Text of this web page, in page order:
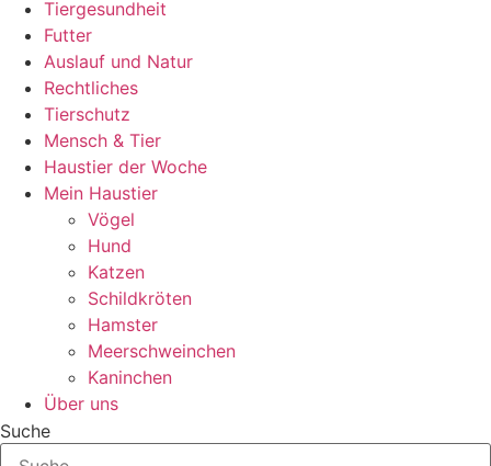
Tiergesundheit
Futter
Auslauf und Natur
Rechtliches
Tierschutz
Mensch & Tier
Haustier der Woche
Mein Haustier
Vögel
Hund
Katzen
Schildkröten
Hamster
Meerschweinchen
Kaninchen
Über uns
Suche